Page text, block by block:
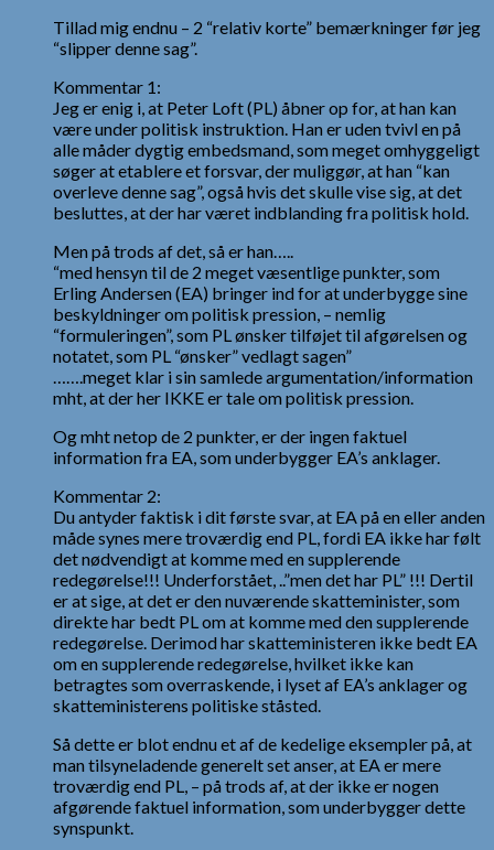
Tillad mig endnu – 2 “relativ korte” bemærkninger før jeg
“slipper denne sag”.
Kommentar 1:
Jeg er enig i, at Peter Loft (PL) åbner op for, at han kan
være under politisk instruktion. Han er uden tvivl en på
alle måder dygtig embedsmand, som meget omhyggeligt
søger at etablere et forsvar, der muliggør, at han “kan
overleve denne sag”, også hvis det skulle vise sig, at det
besluttes, at der har været indblanding fra politisk hold.
Men på trods af det, så er han…..
“med hensyn til de 2 meget væsentlige punkter, som
Erling Andersen (EA) bringer ind for at underbygge sine
beskyldninger om politisk pression, – nemlig
“formuleringen”, som PL ønsker tilføjet til afgørelsen og
notatet, som PL “ønsker” vedlagt sagen”
…….meget klar i sin samlede argumentation/information
mht, at der her IKKE er tale om politisk pression.
Og mht netop de 2 punkter, er der ingen faktuel
information fra EA, som underbygger EA’s anklager.
Kommentar 2:
Du antyder faktisk i dit første svar, at EA på en eller anden
måde synes mere troværdig end PL, fordi EA ikke har følt
det nødvendigt at komme med en supplerende
redegørelse!!! Underforstået, ..”men det har PL” !!! Dertil
er at sige, at det er den nuværende skatteminister, som
direkte har bedt PL om at komme med den supplerende
redegørelse. Derimod har skatteministeren ikke bedt EA
om en supplerende redegørelse, hvilket ikke kan
betragtes som overraskende, i lyset af EA’s anklager og
skatteministerens politiske ståsted.
Så dette er blot endnu et af de kedelige eksempler på, at
man tilsyneladende generelt set anser, at EA er mere
troværdig end PL, – på trods af, at der ikke er nogen
afgørende faktuel information, som underbygger dette
synspunkt.